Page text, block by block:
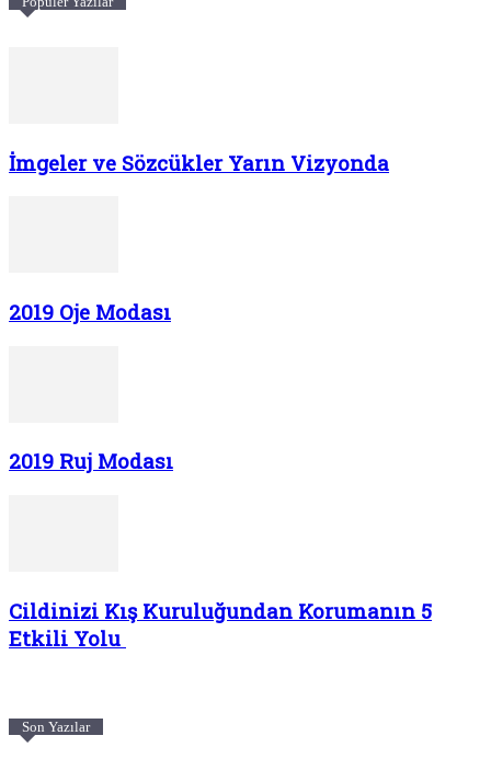
İmgeler ve Sözcükler Yarın Vizyonda
2019 Oje Modası
2019 Ruj Modası
Cildinizi Kış Kuruluğundan Korumanın 5
Etkili Yolu
Son Yazılar